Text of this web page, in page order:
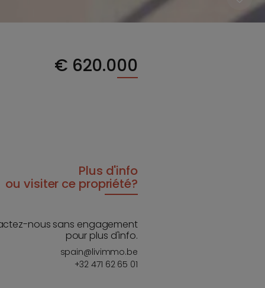
€ 620.000
Plus d'info
ou visiter ce propriété?
nous sans engagement
pour plus d'info.
spain@livimmo.be
+32 471 62 65 01